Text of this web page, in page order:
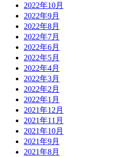
2022年10月
2022年9月
2022年8月
2022年7月
2022年6月
2022年5月
2022年4月
2022年3月
2022年2月
2022年1月
2021年12月
2021年11月
2021年10月
2021年9月
2021年8月